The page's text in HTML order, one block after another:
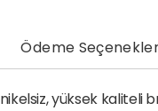
Ödeme
yüksek kaliteli